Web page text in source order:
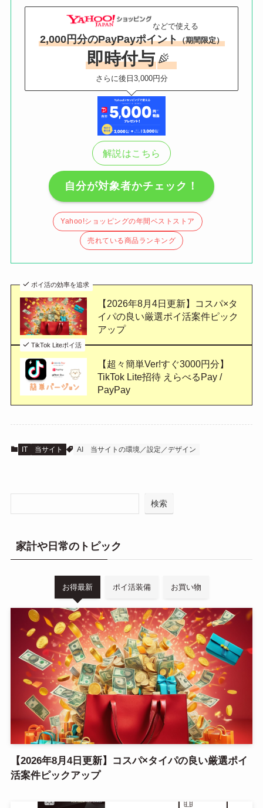
などで使える
2,000円分のPayPayポイント（期間限定）
即時付与
さらに後日3,000円分
解説はこちら
自分が対象者かチェック！
Yahoo!ショッピングの年間ベストストア
売れている商品ランキング
ポイ活の効率を追求
【2026年8月4日更新】コスパ×タ
イパの良い厳選ポイ活案件ピック
アップ
TikTok Liteポイ活
【超々簡単Ver!すぐ3000円分】
TikTok Lite招待 えらべるPay /
PayPay
IT 当サイト AI 当サイトの環境／設定／デザイン
検索
家計や日常のトピック
お得最新 ポイ活装備 お買い物
【2026年8月4日更新】コスパ×タイパの良い厳選ポイ
活案件ピックアップ